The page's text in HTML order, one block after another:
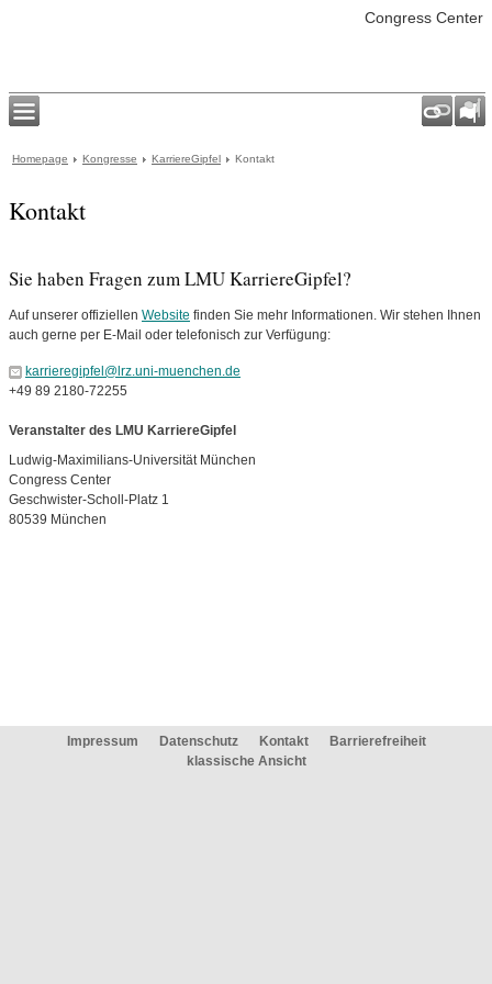
Congress Center
Homepage Kongresse KarriereGipfel Kontakt
Kontakt
Sie haben Fragen zum LMU KarriereGipfel?
Auf unserer offiziellen Website finden Sie mehr Informationen. Wir stehen Ihnen
auch gerne per E-Mail oder telefonisch zur Verfügung:
karrieregipfel@lrz.uni-muenchen.de
+49 89 2180-72255
Veranstalter des LMU KarriereGipfel
Ludwig-Maximilians-Universität München
Congress Center
Geschwister-Scholl-Platz 1
80539 München
Impressum Datenschutz Kontakt
Barrierefreiheit
klassische Ansicht